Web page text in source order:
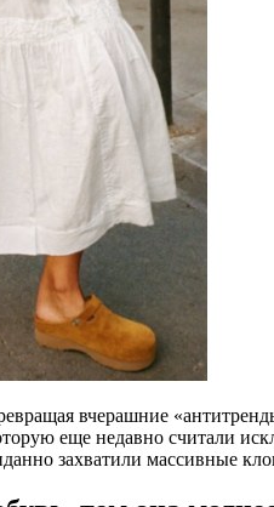
вчерашние
еще недавно считали
захватили массивные